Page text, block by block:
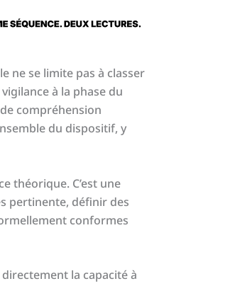
ne se limite pas à classer
à la phase du
compréhension
du dispositif, y
théorique. C’est une
pertinente, définir des
conformes
la capacité à